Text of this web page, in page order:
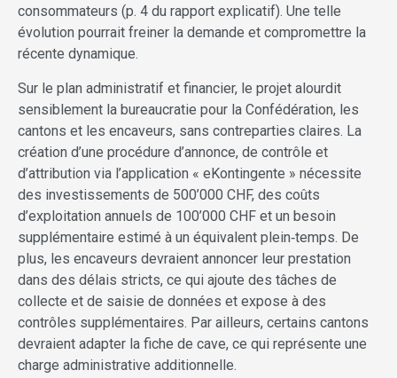
consommateurs (p. 4 du rapport explicatif). Une telle
évolution pourrait freiner la demande et compromettre la
récente dynamique.
Sur le plan administratif et financier, le projet alourdit
sensiblement la bureaucratie pour la Confédération, les
cantons et les encaveurs, sans contreparties claires. La
création d’une procédure d’annonce, de contrôle et
d’attribution via l’application « eKontingente » nécessite
des investissements de 500’000 CHF, des coûts
d’exploitation annuels de 100’000 CHF et un besoin
supplémentaire estimé à un équivalent plein‑temps. De
plus, les encaveurs devraient annoncer leur prestation
dans des délais stricts, ce qui ajoute des tâches de
collecte et de saisie de données et expose à des
contrôles supplémentaires. Par ailleurs, certains cantons
devraient adapter la fiche de cave, ce qui représente une
charge administrative additionnelle.